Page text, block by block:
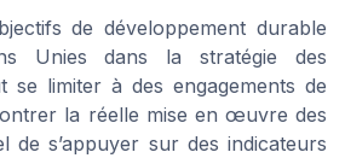
de développement durable
Unies dans la stratégie des
se limiter à des engagements de
la réelle mise en œuvre des
de s’appuyer sur des indicateurs